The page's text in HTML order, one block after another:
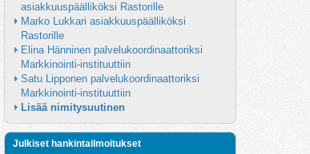
asiakkuuspäälliköksi Rastorille
Marko Lukkari asiakkuuspäälliköksi
Rastorille
Elina Hänninen palvelukoordinaattoriksi
Markkinointi-instituuttiin
Satu Lipponen palvelukoordinaattoriksi
Markkinointi-instituuttiin
Lisää nimitysuutinen
Julkiset hankintailmoitukset